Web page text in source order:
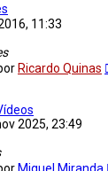
11:33
Ricardo Quinas
2025, 23:49